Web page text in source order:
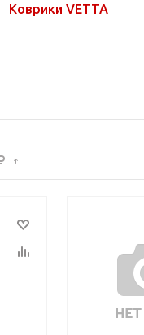
Коврики VETTA